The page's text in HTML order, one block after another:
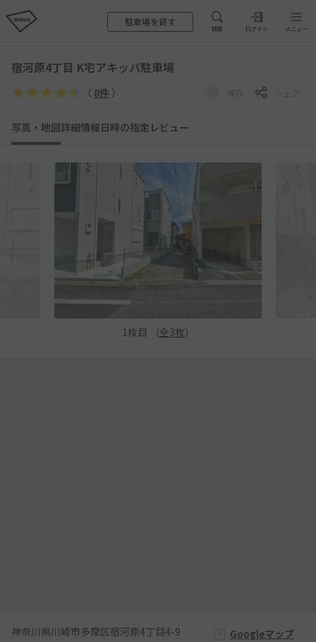
駐車場を貸す
検索 ログイン メニュー
宿河原4丁目 K宅アキッパ駐車場
（ 8件 ） 保存 シェア
写真・地図詳細情報日時の指定 レビュー
1 枚目 （全3枚）
神奈川県川崎市多摩区宿河原4丁目4-9 Googleマップ